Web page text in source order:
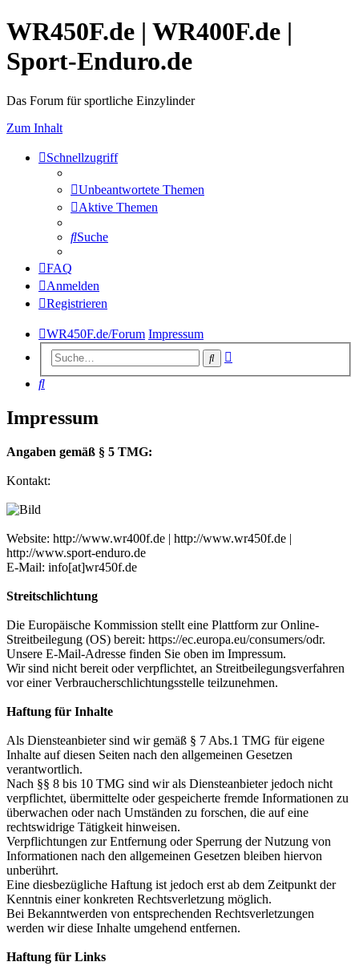
WR450F.de | WR400F.de |
Sport-Enduro.de
Das Forum für sportliche Einzylinder
Zum Inhalt
Schnellzugriff
Unbeantwortete Themen
Aktive Themen
Suche
FAQ
Anmelden
Registrieren
WR450F.de/Forum Impressum
Suche
Suche
Impressum
Angaben gemäß § 5 TMG:
Kontakt:
Website: http://www.wr400f.de | http://www.wr450f.de |
http://www.sport-enduro.de
E-Mail: info[at]wr450f.de
Streitschlichtung
Die Europäische Kommission stellt eine Plattform zur Online-
Streitbeilegung (OS) bereit: https://ec.europa.eu/consumers/odr.
Unsere E-Mail-Adresse finden Sie oben im Impressum.
Wir sind nicht bereit oder verpflichtet, an Streitbeilegungsverfahren
vor einer Verbraucherschlichtungsstelle teilzunehmen.
Haftung für Inhalte
Als Diensteanbieter sind wir gemäß § 7 Abs.1 TMG für eigene
Inhalte auf diesen Seiten nach den allgemeinen Gesetzen
verantwortlich.
Nach §§ 8 bis 10 TMG sind wir als Diensteanbieter jedoch nicht
verpflichtet, übermittelte oder gespeicherte fremde Informationen zu
überwachen oder nach Umständen zu forschen, die auf eine
rechtswidrige Tätigkeit hinweisen.
Verpflichtungen zur Entfernung oder Sperrung der Nutzung von
Informationen nach den allgemeinen Gesetzen bleiben hiervon
unberührt.
Eine diesbezügliche Haftung ist jedoch erst ab dem Zeitpunkt der
Kenntnis einer konkreten Rechtsverletzung möglich.
Bei Bekanntwerden von entsprechenden Rechtsverletzungen
werden wir diese Inhalte umgehend entfernen.
Haftung für Links